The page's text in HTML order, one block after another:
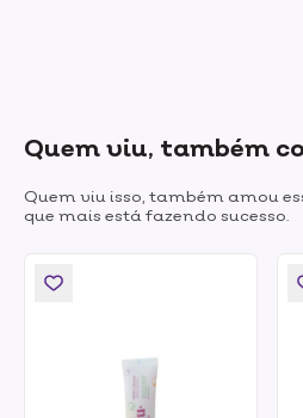
Quem viu, também
Quem viu isso, também amou
que mais está fazendo sucesso.